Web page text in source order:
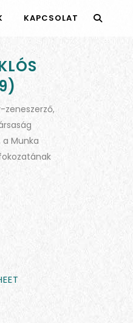
KAPCSOLAT
zeneszerző,
a Munka